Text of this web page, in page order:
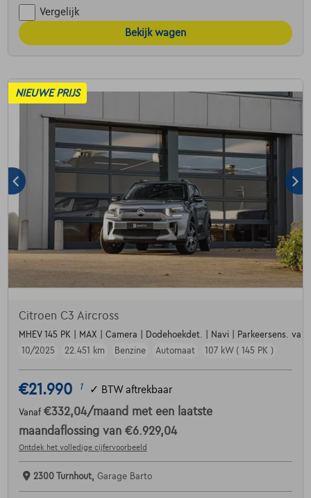
Vergelijk
Bekijk wagen
NIEUWE PRIJS
Citroen C3 Aircross
MHEV 145 PK | MAX | Camera | Dodehoekdet. | Navi | Parkeersens. va |
10/2025
22.451 km Benzine Automaat 107 kW ( 145 PK )
€21.990 1 ✓ BTW aftrekbaar
Vanaf €332,04/maand met een laatste
maandaflossing van €6.929,04
Ontdek het volledige cijfervoorbeeld
2300 Turnhout, Garage Barto